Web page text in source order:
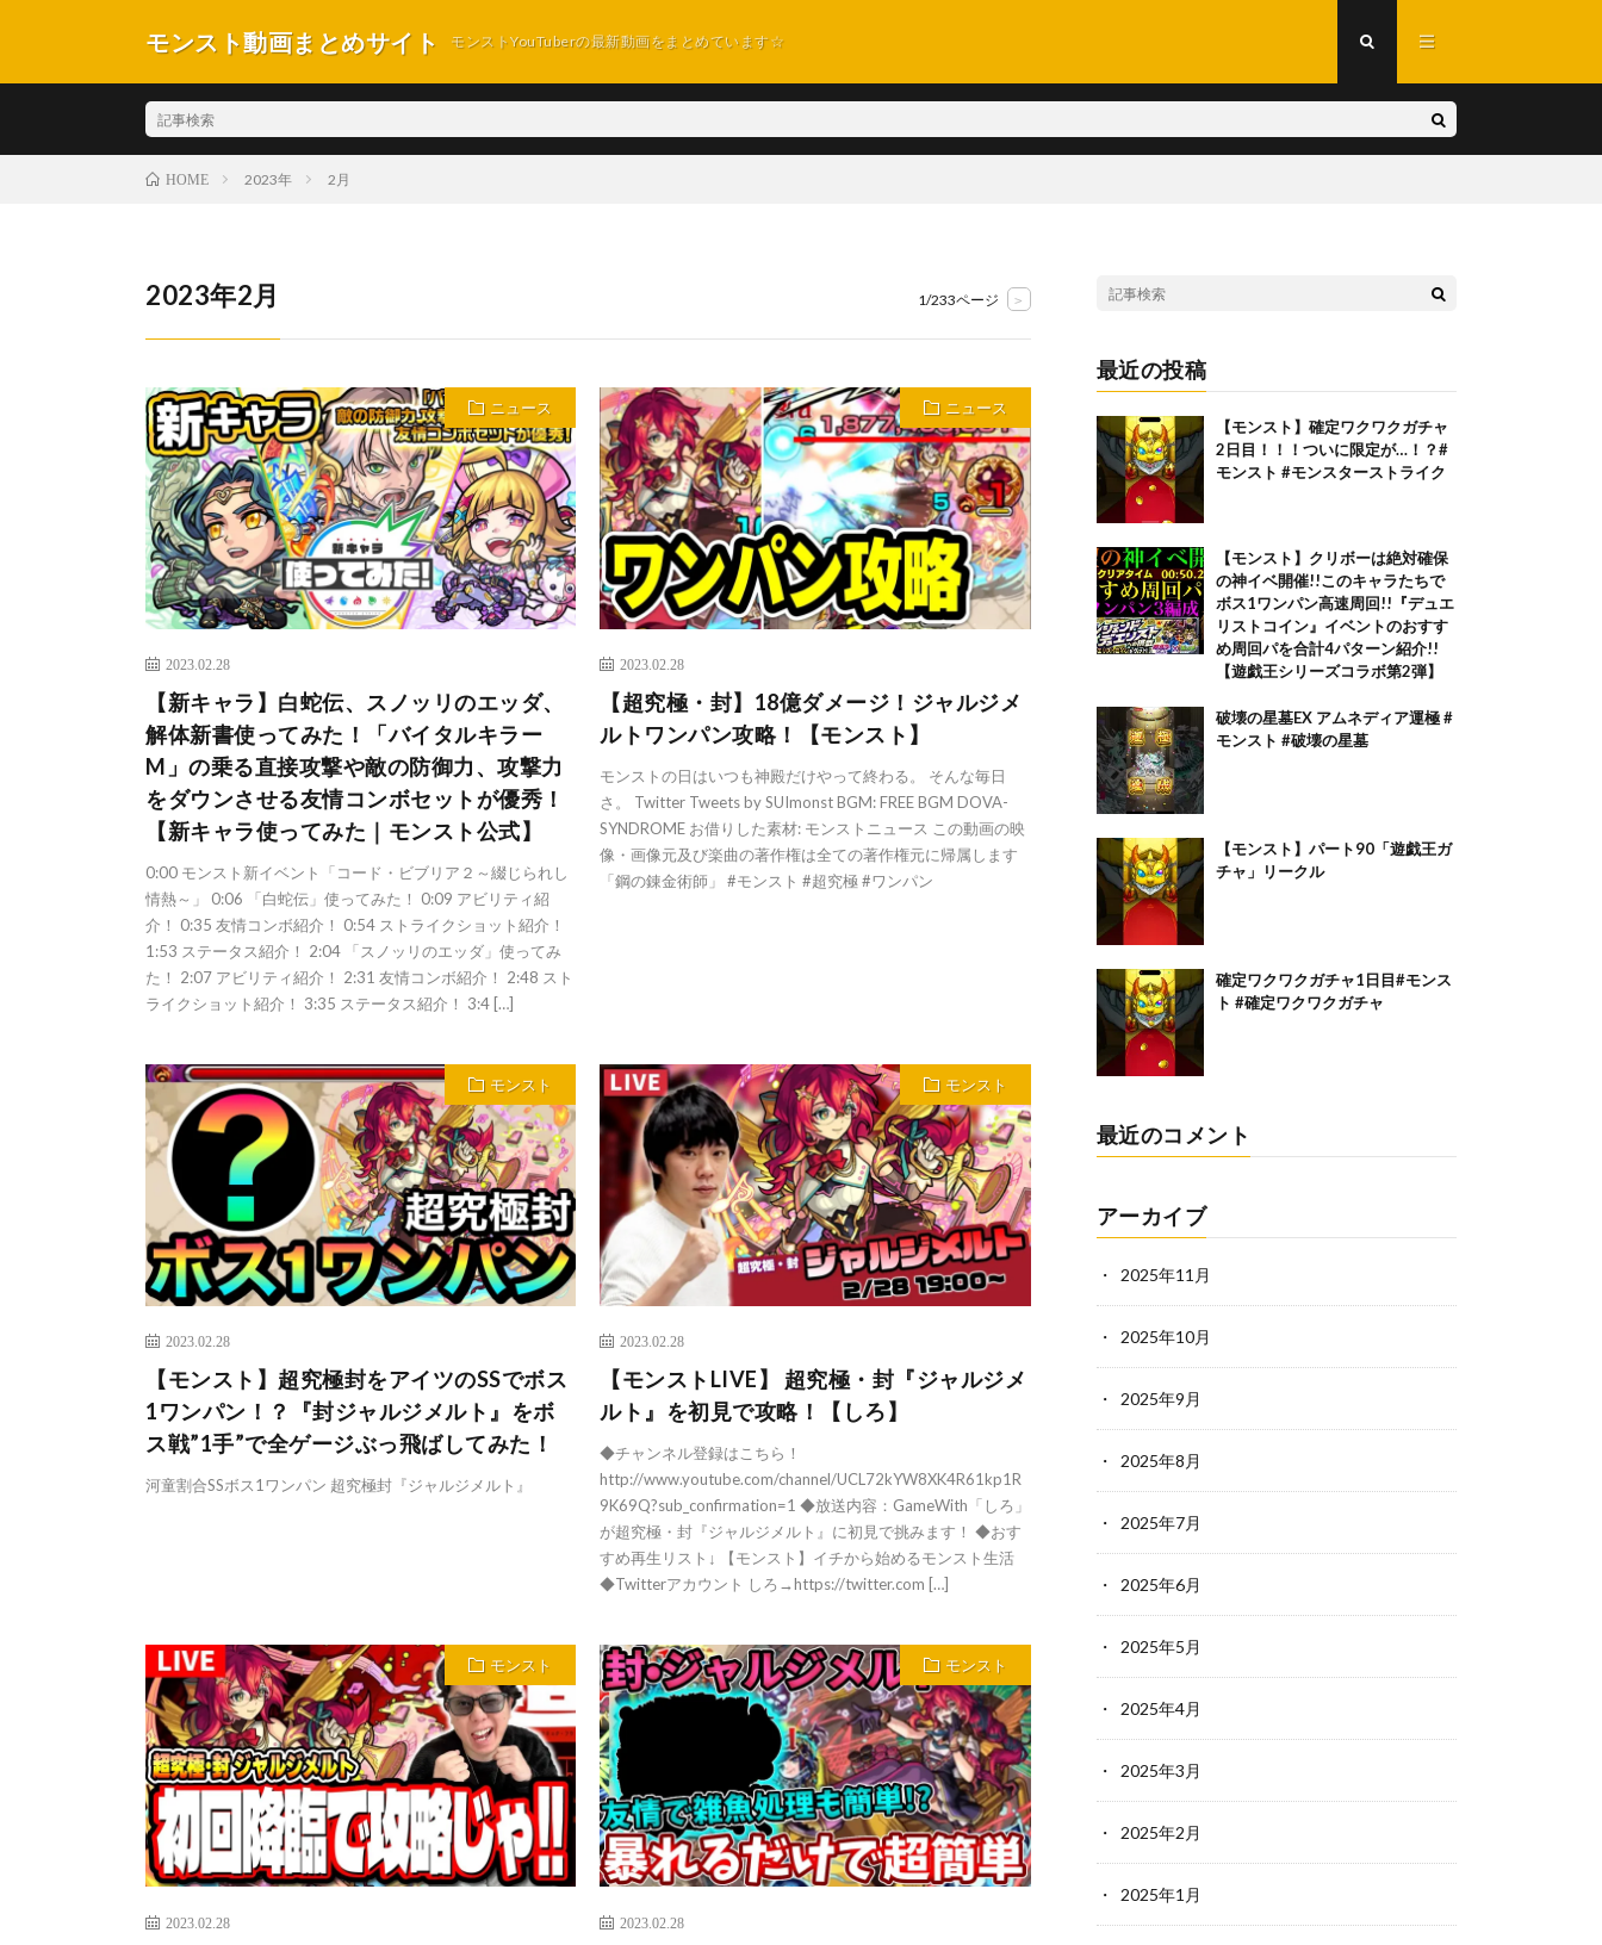
モンスト動画まとめサイト モンストYouTuberの最新動画をまとめています☆
HOME 2023年 2月
2023年2月 1/233ページ >
ニュース
2023.02.28
【新キャラ】白蛇伝、スノッリのエッダ、
解体新書使ってみた！「バイタルキラー
M」の乗る直接攻撃や敵の防御力、攻撃力
をダウンさせる友情コンボセットが優秀！
【新キャラ使ってみた｜モンスト公式】
0:00​ モンスト新イベント「コード・ビブリア２～綴じられし
情熱～」 0:06​ 「白蛇伝」使ってみた！ 0:09 アビリティ紹
介！ 0:35 友情コンボ紹介！ 0:54 ストライクショット紹介！
1:53 ステータス紹介！ 2:04​ 「スノッリのエッダ」使ってみ
た！ 2:07 アビリティ紹介！ 2:31 友情コンボ紹介！ 2:48 スト
ライクショット紹介！ 3:35 ステータス紹介！ 3:4 […]
ニュース
2023.02.28
【超究極・封】18億ダメージ！ジャルジメ
ルトワンパン攻略！【モンスト】
モンストの日はいつも神殿だけやって終わる。 そんな毎日
さ。 Twitter Tweets by SUImonst BGM: FREE BGM DOVA-
SYNDROME お借りした素材: モンストニュース この動画の映
像・画像元及び楽曲の著作権は全ての著作権元に帰属します
「鋼の錬金術師」 #モンスト #超究極 #ワンパン
モンスト
2023.02.28
【モンスト】超究極封をアイツのSSでボス
1ワンパン！？『封ジャルジメルト』をボ
ス戦”1手”で全ゲージぶっ飛ばしてみた！
河童割合SSボス1ワンパン 超究極封『ジャルジメルト』
モンスト
2023.02.28
【モンストLIVE】 超究極・封『ジャルジメ
ルト』を初見で攻略！【しろ】
◆チャンネル登録はこちら！
http://www.youtube.com/channel/UCL72kYW8XK4R61kp1R
9K69Q?sub_confirmation=1 ◆放送内容：GameWith「しろ」
が超究極・封『ジャルジメルト』に初見で挑みます！ ◆おす
すめ再生リスト↓ 【モンスト】イチから始めるモンスト生活
◆Twitterアカウント しろ→https://twitter.com […]
モンスト
2023.02.28
モンスト
2023.02.28
最近の投稿
【モンスト】確定ワクワクガチャ
2日目！！！ついに限定が…！？#
モンスト #モンスターストライク
【モンスト】クリボーは絶対確保
の神イベ開催!!このキャラたちで
ボス1ワンパン高速周回!!『デュエ
リストコイン』イベントのおすす
め周回パを合計4パターン紹介!!
【遊戯王シリーズコラボ第2弾】
破壊の星墓EX アムネディア運極 #
モンスト #破壊の星墓
【モンスト】パート90「遊戯王ガ
チャ」リークル
確定ワクワクガチャ1日目#モンス
ト #確定ワクワクガチャ
最近のコメント
アーカイブ
2025年11月
2025年10月
2025年9月
2025年8月
2025年7月
2025年6月
2025年5月
2025年4月
2025年3月
2025年2月
2025年1月